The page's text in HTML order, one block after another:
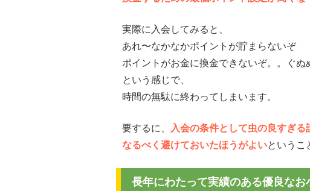
実際に入会してみると、
あれ〜なかなかポイントが貯まらないぞ
ポイントがお金に換金できないぞ。。ぐぬ
という感じで、
時間の無駄に終わってしまいます。
要するに、
入会の条件として虫の良すぎる
なるべく避けておいたほうがよいというこ
長年にわたって実績のある優良な